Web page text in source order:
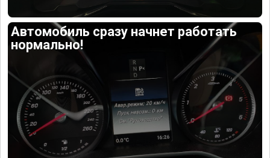
Автомобиль сразу начнет работать
нормально!